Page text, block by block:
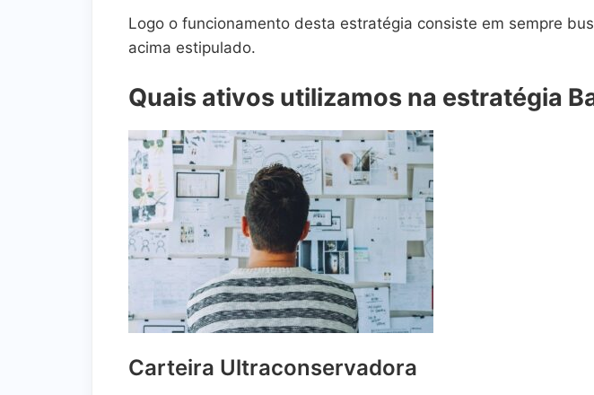
Logo o funcionamento desta estratégia consiste em sempre
acima estipulado.
Quais ativos utilizamos na estratégia
Carteira Ultraconservadora